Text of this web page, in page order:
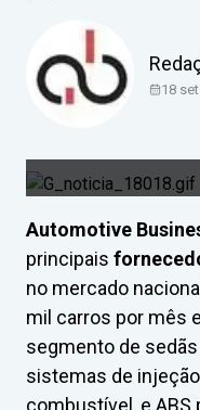
18
Automotive
principais
no mercado
mil carros por mês
segmento de
sistemas de
combustível, e